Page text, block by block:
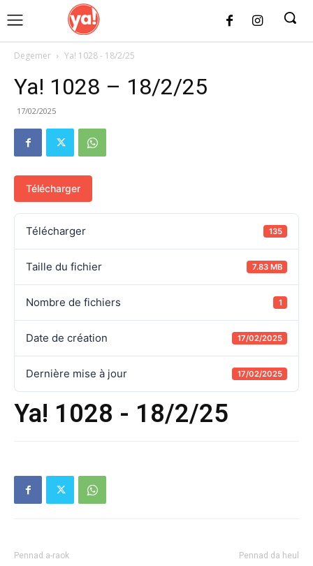
Degemer Ya! 1028 - 18/2/25
Ya! 1028 – 18/2/25
17/02/2025
Télécharger
Télécharger 135
Taille du fichier 7.83 MB
Nombre de fichiers 1
Date de création 17/02/2025
Dernière mise à jour 17/02/2025
Ya! 1028 - 18/2/25
Pennad a-raok Pennad da heul